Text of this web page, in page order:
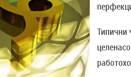
Типични